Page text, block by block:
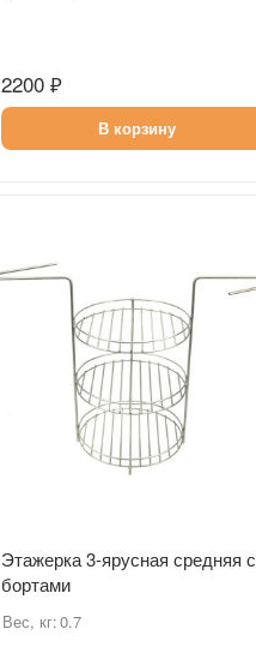
2200 ₽
В корзину
Этажерка 3-ярусная средняя с
бортами
Вес, кг:0.7